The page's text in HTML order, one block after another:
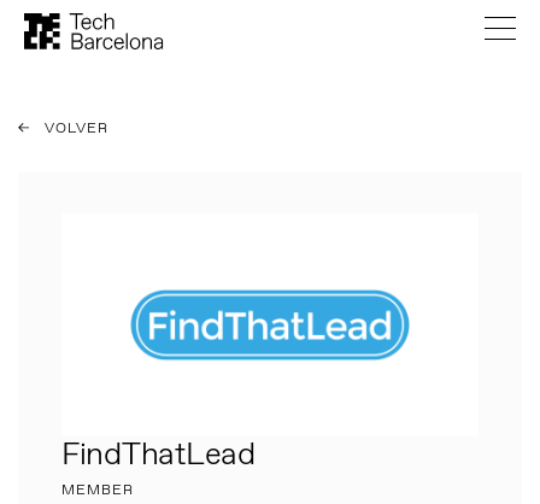
VOLVER
FindThatLead
MEMBER